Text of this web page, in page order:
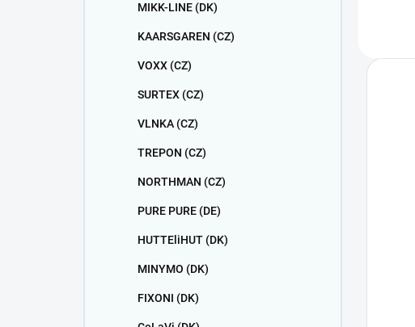
MIKK-LINE (DK)
KAARSGAREN (CZ)
VOXX (CZ)
SURTEX (CZ)
VLNKA (CZ)
TREPON (CZ)
NORTHMAN (CZ)
PURE PURE (DE)
HUTTEliHUT (DK)
MINYMO (DK)
FIXONI (DK)